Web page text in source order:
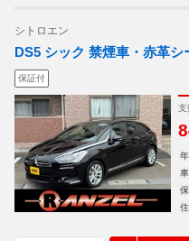
シトロエン
DS5 シック 禁煙車・赤革
保証付
支